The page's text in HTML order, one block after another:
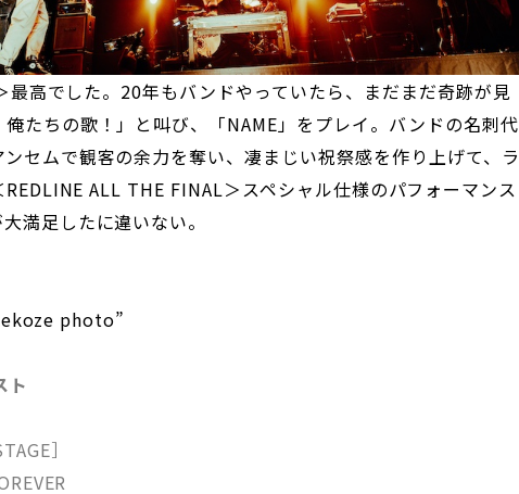
最高でした。20年もバンドやっていたら、まだまだ奇跡が見
たちの歌！」と叫び、「NAME」をプレイ。バンドの名刺代
セムで観客の余力を奪い、凄まじい祝祭感を作り上げて、ラ
ALL THE FINAL＞スペシャル仕様のパフォーマンス
満足したに違いない。
photo”
ト
］